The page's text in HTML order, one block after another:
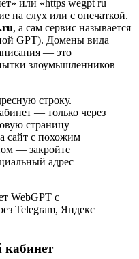
или «https wegpt ru
на слух или с опечаткой.
, а сам сервис называется
GPT). Домены вида
— это
злоумышленников
строку.
— только через
страницу
сайт с похожим
— закройте
адрес
WebGPT с
Telegram, Яндекс